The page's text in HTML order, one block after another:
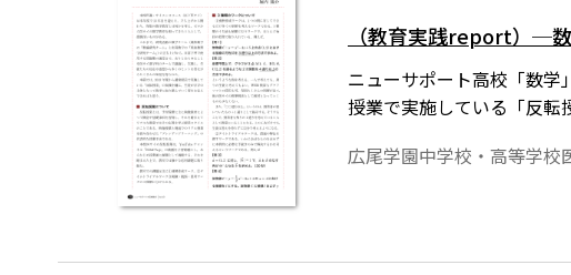
（教育実践report）─
ニューサポート高校「数
授業で実施している「反転
広尾学園中学校・高等学